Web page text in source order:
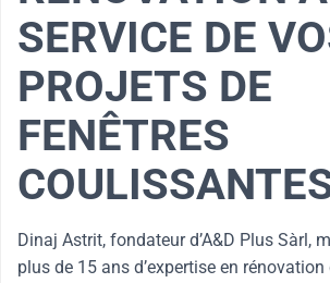
SERVICE DE
PROJETS DE
FENÊTRES
Dinaj Astrit, fondateur d’A&D Plus Sàrl,
plus de 15 ans d’expertise en